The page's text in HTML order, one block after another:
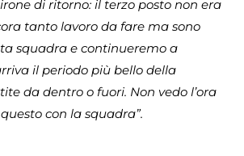
di ritorno: il terzo posto non era
tanto lavoro da fare ma sono
squadra e continueremo a
il periodo più bello della
da dentro o fuori. Non vedo l’ora
con la squadra”.